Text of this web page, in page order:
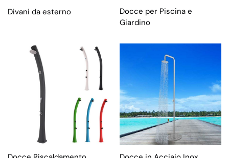
Divani da esterno
Docce per Piscina e
Giardino